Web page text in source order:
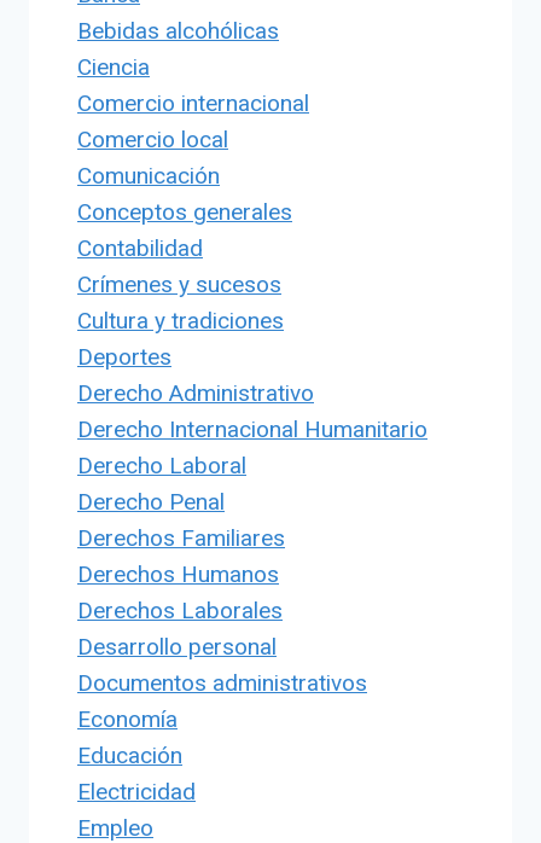
Bebidas alcohólicas
Ciencia
Comercio internacional
Comercio local
Comunicación
Conceptos generales
Contabilidad
Crímenes y sucesos
Cultura y tradiciones
Deportes
Derecho Administrativo
Derecho Internacional Humanitario
Derecho Laboral
Derecho Penal
Derechos Familiares
Derechos Humanos
Derechos Laborales
Desarrollo personal
Documentos administrativos
Economía
Educación
Electricidad
Empleo